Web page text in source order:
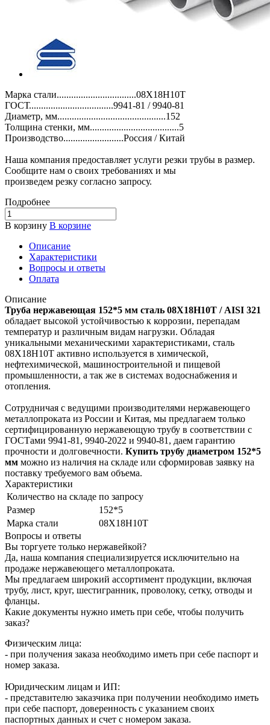
Марка стали.................................08Х18Н10Т
ГОСТ...................................9941-81 / 9940-81
Диаметр, мм.............................................152
Толщина стенки, мм.....................................5
Производство.........................Россия / Китай
Наша компания предоставляет услуги резки трубы в размер.
Сообщите нам о своих требованиях и мы
произведем резку согласно запросу.
Подробнее
В корзину В корзине
Описание
Характеристики
Вопросы и ответы
Оплата
Описание
Труба нержавеющая 152*5 мм сталь 08Х18Н10Т / AISI 321
обладает высокой устойчивостью к коррозии, перепадам
температур и различным видам нагрузки. Обладая
уникальными механическими характеристиками, сталь
08Х18Н10Т активно используется в химической,
нефтехимической, машиностроительной и пищевой
промышленности, а так же в системах водоснабжения и
отопления.
Сотрудничая с ведущими производителями нержавеющего
металлопроката из России и Китая, мы предлагаем только
сертифицированную нержавеющую трубу в соответствии с
ГОСТами 9941-81, 9940-2022 и 9940-81, даем гарантию
прочности и долговечности. Купить трубу диаметром 152*5
мм можно из наличия на складе или сформировав заявку на
поставку требуемого вам объема.
Характеристики
Количество на складе по запросу
Размер
152*5
Марка стали
08Х18Н10Т
Вопросы и ответы
Вы торгуете только нержавейкой?
Да, наша компания специализируется исключительно на
продаже нержавеющего металлопроката.
Мы предлагаем широкий ассортимент продукции, включая
трубу, лист, круг, шестигранник, проволоку, сетку, отводы и
фланцы.
Какие документы нужно иметь при себе, чтобы получить
заказ?
Физическим лица:
- при получения заказа необходимо иметь при себе паспорт и
номер заказа.
Юридическим лицам и ИП:
- представителю заказчика при получении необходимо иметь
при себе паспорт, доверенность с указанием своих
паспортных данных и счет с номером заказа.